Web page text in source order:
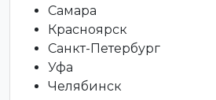
Самара
Красноярск
Санкт-Петербург
Уфа
Челябинск